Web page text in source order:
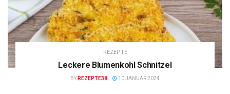
REZEPTE
Leckere Blumenkohl Schnitzel
BY REZEPTE38 10 JANUAR 2024